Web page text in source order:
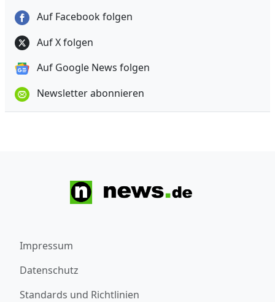
Auf Facebook folgen
Auf X folgen
Auf Google News folgen
Newsletter abonnieren
Impressum
Datenschutz
Standards und Richtlinien